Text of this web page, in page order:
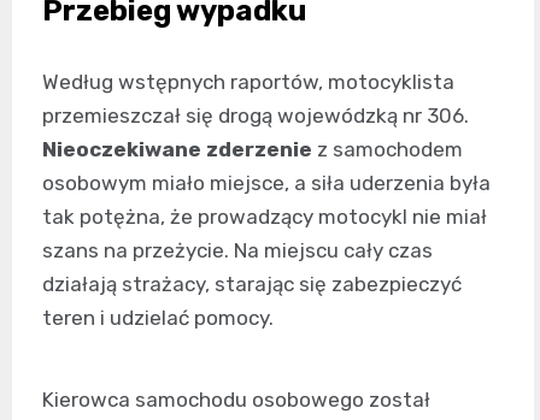
Przebieg wypadku
Według wstępnych raportów, motocyklista
przemieszczał się drogą wojewódzką nr 306.
Nieoczekiwane zderzenie z samochodem
osobowym miało miejsce, a siła uderzenia była
tak potężna, że prowadzący motocykl nie miał
szans na przeżycie. Na miejscu cały czas
działają strażacy, starając się zabezpieczyć
teren i udzielać pomocy.
Kierowca samochodu osobowego został